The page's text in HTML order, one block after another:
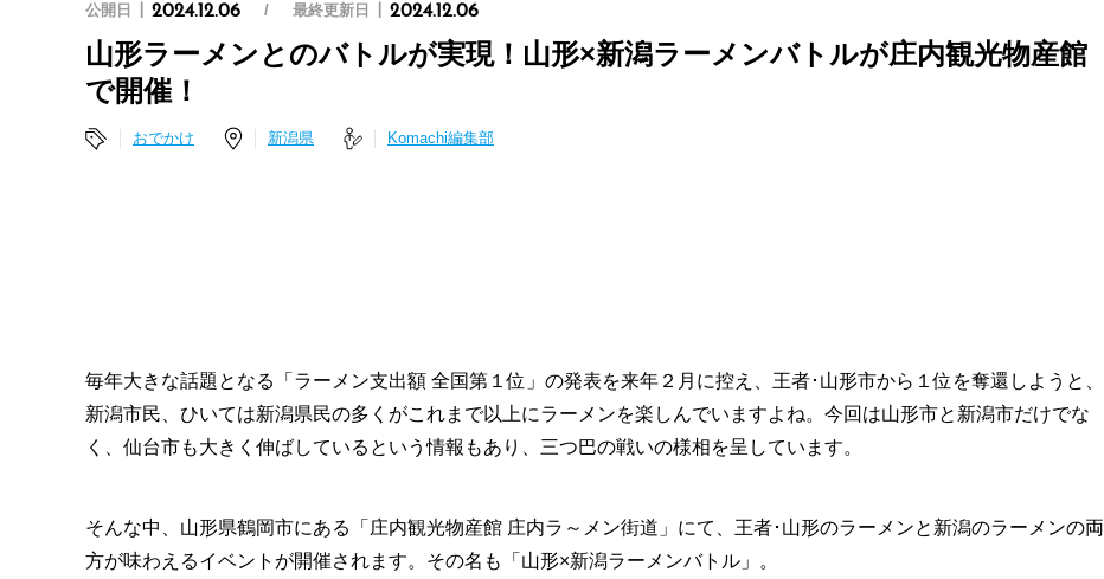
公開日 2024.12.06 最終更新日 2024.12.06
山形ラーメンとのバトルが実現！山形×新潟ラーメンバトルが庄内観光物産館
で開催！
おでかけ 新潟県 Komachi編集部
毎年大きな話題となる「ラーメン支出額 全国第１位」の発表を来年２月に控え、王者･山形市から１位を奪還しようと、
新潟市民、ひいては新潟県民の多くがこれまで以上にラーメンを楽しんでいますよね。今回は山形市と新潟市だけでな
く、仙台市も大きく伸ばしているという情報もあり、三つ巴の戦いの様相を呈しています。
そんな中、山形県鶴岡市にある「庄内観光物産館 庄内ラ～メン街道」にて、王者･山形のラーメンと新潟のラーメンの両
方が味わえるイベントが開催されます。その名も「山形×新潟ラーメンバトル」。